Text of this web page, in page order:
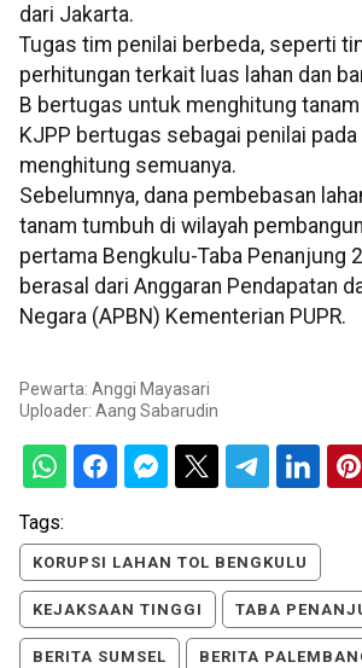
dari Jakarta.
Tugas tim penilai berbeda, seperti
perhitungan terkait luas lahan dan
B bertugas untuk menghitung
KJPP bertugas sebagai penilai pada
menghitung semuanya.
Sebelumnya, dana pembebasan
tanam tumbuh di wilayah
pertama Bengkulu-Taba Penanjung
berasal dari Anggaran Pendapatan
Negara (APBN) Kementerian PUPR.
Pewarta: Anggi Mayasari
Uploader: Aang Sabarudin
Tags:
KORUPSI LAHAN TOL BENGKULU
KEJAKSAAN TINGGI TABA
BERITA SUMSEL BERITA